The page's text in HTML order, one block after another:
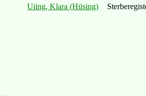
Uiing, Klara (Hüsing)